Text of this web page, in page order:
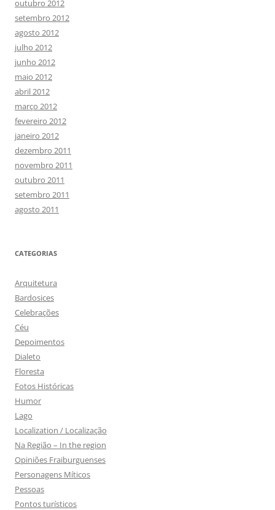
outubro 2012
setembro 2012
agosto 2012
julho 2012
junho 2012
maio 2012
abril 2012
março 2012
fevereiro 2012
janeiro 2012
dezembro 2011
novembro 2011
outubro 2011
setembro 2011
agosto 2011
CATEGORIAS
Arquitetura
Bardosices
Celebrações
Céu
Depoimentos
Dialeto
Floresta
Fotos Históricas
Humor
Lago
Localization / Localização
Na Região – In the region
Opiniões Fraiburguenses
Personagens Míticos
Pessoas
Pontos turísticos